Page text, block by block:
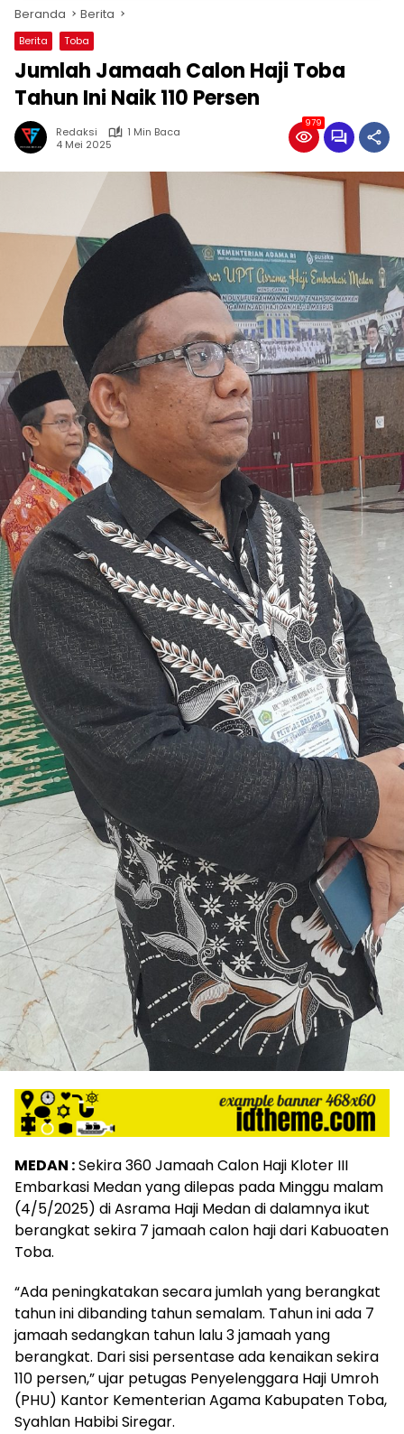
Beranda Berita
Berita Toba
Jumlah Jamaah Calon Haji Toba
Tahun Ini Naik 110 Persen
Redaksi
1 Min Baca
4 Mei 2025
979
MEDAN :Sekira 360 Jamaah Calon Haji Kloter III
Embarkasi Medan yang dilepas pada Minggu malam
(4/5/2025) di Asrama Haji Medan di dalamnya ikut
berangkat sekira 7 jamaah calon haji dari Kabuoaten
Toba.
“Ada peningkatakan secara jumlah yang berangkat
tahun ini dibanding tahun semalam. Tahun ini ada 7
jamaah sedangkan tahun lalu 3 jamaah yang
berangkat. Dari sisi persentase ada kenaikan sekira
110 persen,” ujar petugas Penyelenggara Haji Umroh
(PHU) Kantor Kementerian Agama Kabupaten Toba,
Syahlan Habibi Siregar.